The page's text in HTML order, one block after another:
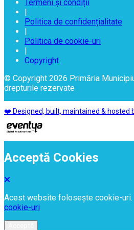
Termeni și condiții
|
Politica de confidențialitate
|
Politica de cookie-uri
|
Copyright
© Copyright 2026 Primăria
drepturile rezervate
❤️ Designed, built, maintained & hosted
Acceptă Cookies
Acest website folosește cookie-uri.
cookie-uri